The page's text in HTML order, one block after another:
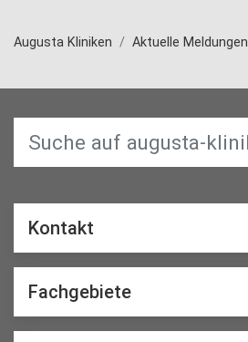
Augusta Kliniken Aktuelle Meldungen
Kontakt
Fachgebiete